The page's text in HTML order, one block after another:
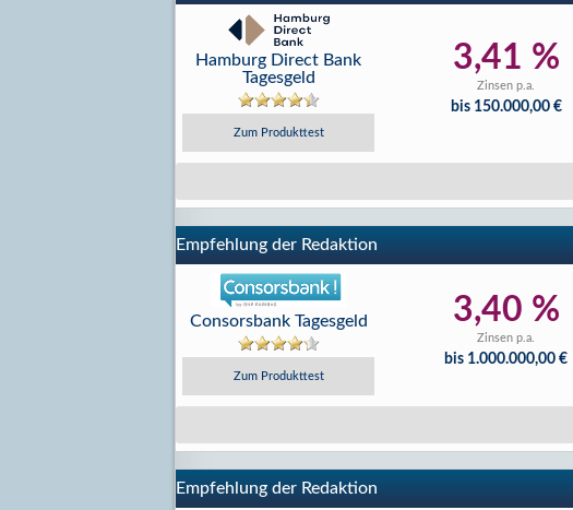
Hamburg Direct Bank
Tagesgeld
Zum Produkttest
3,41 %
Zinsen p.a.
bis 150.000,00 €
Empfehlung der Redaktion
Consorsbank Tagesgeld
Zum Produkttest
3,40 %
Zinsen p.a.
bis 1.000.000,00 €
Empfehlung der Redaktion